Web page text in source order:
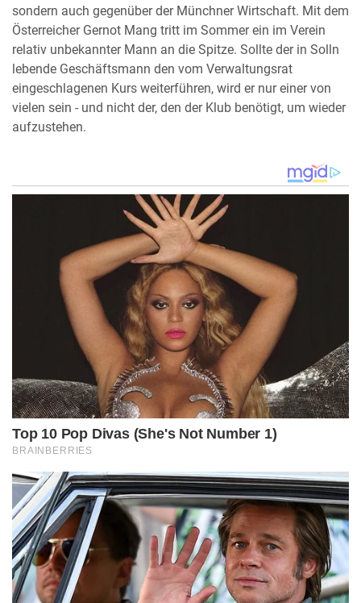
sondern auch gegenüber der Münchner Wirtschaft. Mit dem
Österreicher Gernot Mang tritt im Sommer ein im Verein
relativ unbekannter Mann an die Spitze. Sollte der in Solln
lebende Geschäftsmann den vom Verwaltungsrat
eingeschlagenen Kurs weiterführen, wird er nur einer von
vielen sein - und nicht der, den der Klub benötigt, um wieder
aufzustehen.